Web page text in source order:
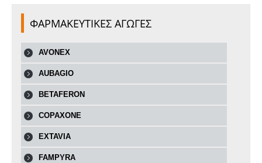
ΦΑΡΜΑΚΕΥΤΙΚΕΣ ΑΓΩΓΕΣ
AVONEX
AUBAGIO
BETAFERON
COPAXONE
EXTAVIA
FAMPYRA